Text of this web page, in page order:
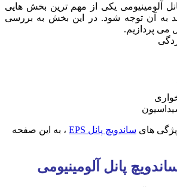
آلومینیومی یکی از مهم ترین بخش هایی
به آن توجه شود. در این بخش به بررسی
می پردازیم.
های ساندویچ پانل EPS
، به این صفحه
پانل آلومینیومی